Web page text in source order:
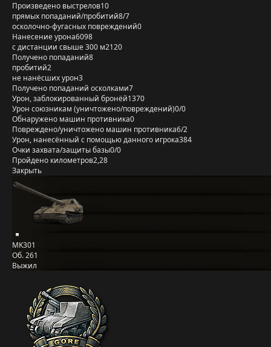
Произведено выстрелов10
прямых попаданий/пробитий8/7
осколочно-фугасных повреждений0
Нанесение урона6098
с дистанции свыше 300 м2120
Получено попаданий8
пробитий2
не нанёсших урон3
Получено попаданий осколками7
Урон, заблокированный бронёй1370
Урон союзникам (уничтожено/повреждений)0/0
Обнаружено машин противника0
Повреждено/уничтожено машин противника6/2
Урон, нанесённый с помощью данного игрока384
Очки захвата/защиты базы0/0
Пройдено километров2,28
Закрыть
MK301
Об. 261
Выжил